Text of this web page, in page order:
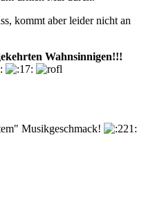
kommt aber leider nicht an
Wahnsinnigen!!!
Musikgeschmack!